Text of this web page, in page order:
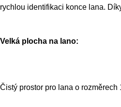
rychlou identifikaci konce lana.
Velká plocha na lano:
Čistý prostor pro lana o rozměrech